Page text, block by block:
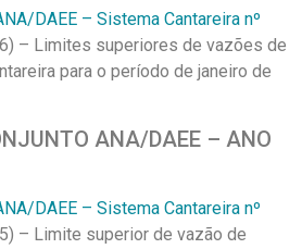
DAEE – Sistema Cantareira nº
– Limites superiores de vazões de
para o período de janeiro de
ANA/DAEE – ANO
DAEE – Sistema Cantareira nº
– Limite superior de vazão de